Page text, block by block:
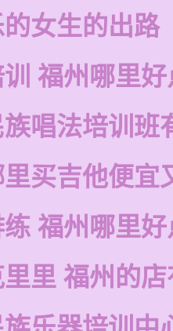
女生的出路
福州哪里好
唱法培训班
买吉他便宜
福州哪里
里 福州的